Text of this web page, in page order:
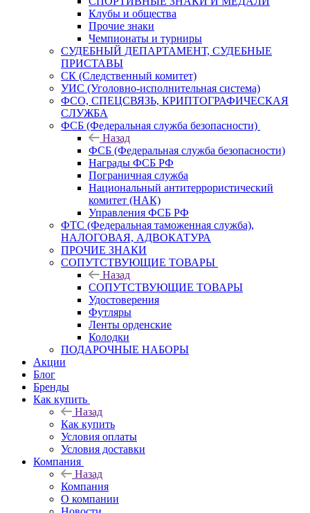
Клубы и общества
Прочие знаки
Чемпионаты и турниры
СУДЕБНЫЙ ДЕПАРТАМЕНТ, СУДЕБНЫЕ
ПРИСТАВЫ
СК (Следственный комитет)
УИС (Уголовно-исполнительная система)
ФСО, СПЕЦСВЯЗЬ, КРИПТОГРАФИЧЕСКАЯ
СЛУЖБА
ФСБ (Федеральная служба безопасности)
Назад
ФСБ (Федеральная служба безопасности)
Награды ФСБ РФ
Пограничная служба
Национальный антитеррористический
комитет (НАК)
Управления ФСБ РФ
ФТС (Федеральная таможенная служба),
НАЛОГОВАЯ, АДВОКАТУРА
ПРОЧИЕ ЗНАКИ
СОПУТСТВУЮЩИЕ ТОВАРЫ
Назад
СОПУТСТВУЮЩИЕ ТОВАРЫ
Удостоверения
Футляры
Ленты орденские
Колодки
ПОДАРОЧНЫЕ НАБОРЫ
Акции
Блог
Бренды
Как купить
Назад
Как купить
Условия оплаты
Условия доставки
Компания
Назад
Компания
О компании